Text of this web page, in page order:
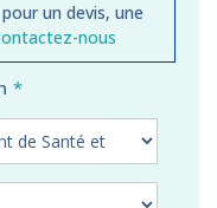
un devis, une
nous